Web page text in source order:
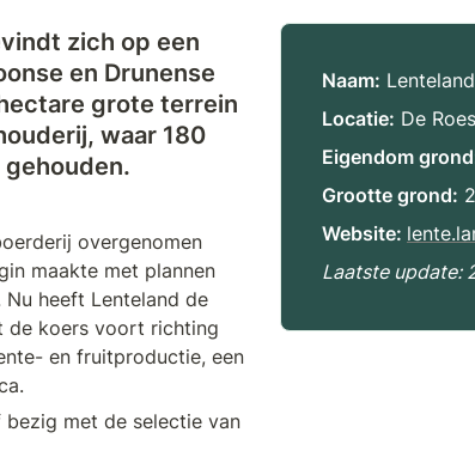
zich op een
en Drunense
grote terrein
waar 180
overgenomen
maakte met plannen
heeft Lenteland de
de koers voort richting
en fruitproductie, een
met de selectie van
Naam:
Locatie: De
Eigendom grond
Grootte grond:
Website:
Laatste update: